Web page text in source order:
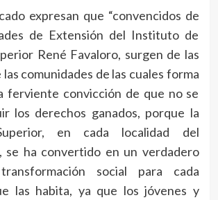
expresan que “convencidos de
de Extensión del Instituto de
René Favaloro, surgen de las
comunidades de las cuales forma
ferviente convicción de que no se
los derechos ganados, porque la
en cada localidad del
se ha convertido en un verdadero
social para cada
las habita, ya que los jóvenes y